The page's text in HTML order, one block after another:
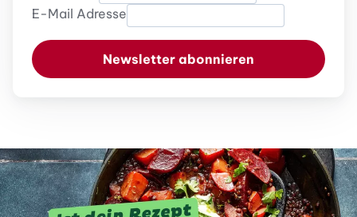
E-Mail Adresse
Newsletter abonnieren